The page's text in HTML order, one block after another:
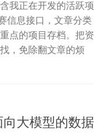
我正在开发的活跃项
信息接口，文章分类
点的项目存档。把资
，免除翻文章的烦
大模型的数据